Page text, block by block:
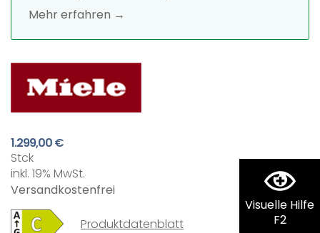
Visuelle Hilfe
F2
Mehr erfahren →
1.299,00 €
Stck
inkl. 19% MwSt.
Versandkostenfrei
Produktdatenblatt